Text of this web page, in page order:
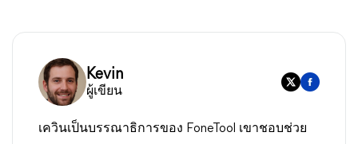
Kevin
ผู้เขียน
เควินเป็นบรรณาธิการของ FoneTool เขาชอบช่วย